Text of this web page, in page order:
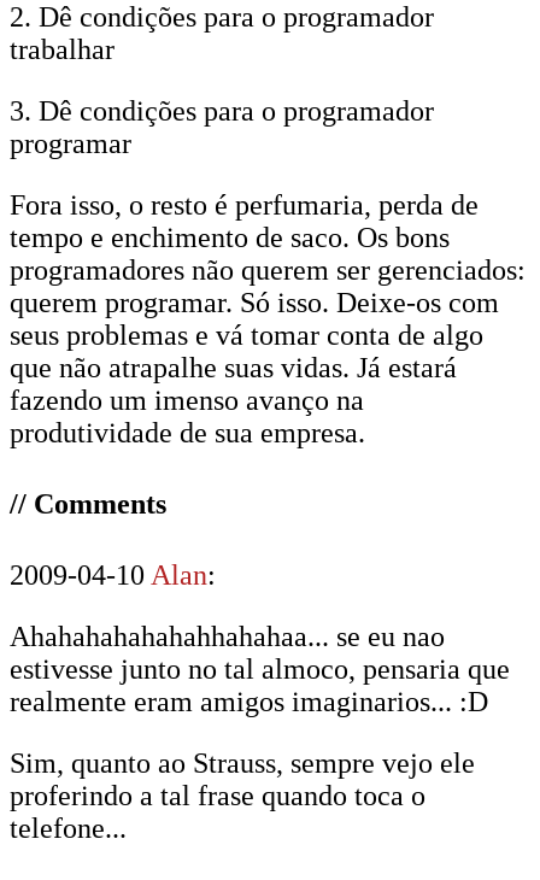
2. Dê condições para o programador
trabalhar
3. Dê condições para o programador
programar
Fora isso, o resto é perfumaria, perda de
tempo e enchimento de saco. Os bons
programadores não querem ser gerenciados:
querem programar. Só isso. Deixe-os com
seus problemas e vá tomar conta de algo
que não atrapalhe suas vidas. Já estará
fazendo um imenso avanço na
produtividade de sua empresa.
// Comments
2009-04-10 Alan:
Ahahahahahahahhahahaa... se eu nao
estivesse junto no tal almoco, pensaria que
realmente eram amigos imaginarios... :D
Sim, quanto ao Strauss, sempre vejo ele
proferindo a tal frase quando toca o
telefone...